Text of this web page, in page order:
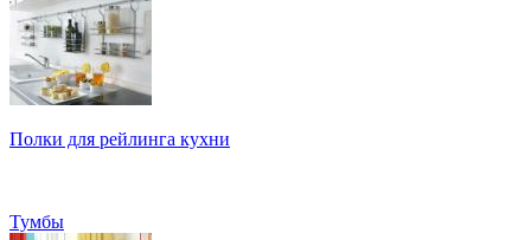
Полки для рейлинга кухни
Тумбы